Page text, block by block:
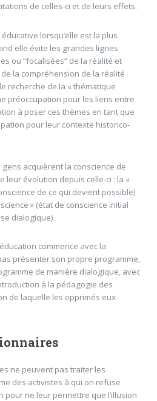
de celles-ci et de leurs effets.
lorsqu’elle est la plus
elle évite les grandes lignes
ou “focalisées” de la réalité et
la compréhension de la réalité
recherche de la « thématique
préoccupation pour les liens entre
à poser ces thèmes en tant que
pour leur contexte historico-
acquièrent la conscience de
leur évolution depuis celle-ci : la «
de ce qui devient possible)
» (état de conscience initial
dialogique).
commence avec la
présenter son propre programme,
de manière dialogique, avec
à la pédagogie des
de laquelle les opprimés eux-
ne peuvent pas traiter les
des activistes à qui on refuse
pour ne leur permettre que l’illusion